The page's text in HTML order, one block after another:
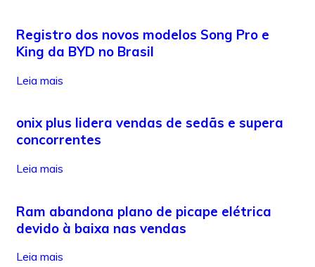
Registro dos novos modelos Song Pro e
King da BYD no Brasil
Leia mais
onix plus lidera vendas de sedãs e supera
concorrentes
Leia mais
Ram abandona plano de picape elétrica
devido à baixa nas vendas
Leia mais